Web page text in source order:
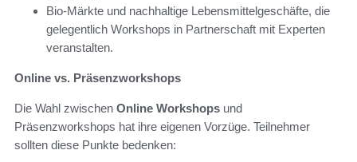
Bio-Märkte und nachhaltige Lebensmittelgeschäfte, die
gelegentlich Workshops in Partnerschaft mit Experten
veranstalten.
Online vs. Präsenzworkshops
Die Wahl zwischen Online Workshops und
Präsenzworkshops hat ihre eigenen Vorzüge. Teilnehmer
sollten diese Punkte bedenken: